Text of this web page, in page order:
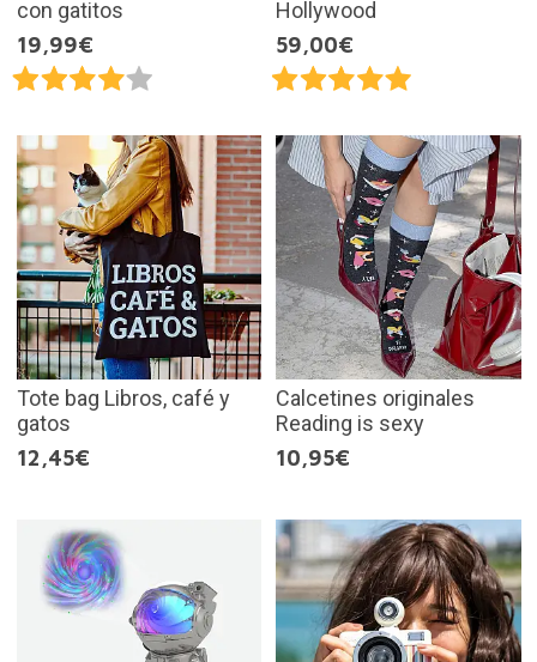
con gatitos
19,99€
Hollywood
59,00€
Tote bag Libros, café y
gatos
12,45€
Calcetines originales
Reading is sexy
10,95€